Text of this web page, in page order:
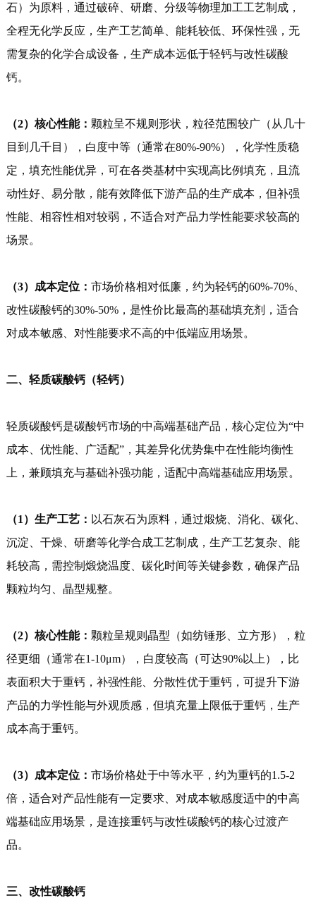
石）为原料，通过破碎、研磨、分级等物理加工工艺制成，
全程无化学反应，生产工艺简单、能耗较低、环保性强，无
需复杂的化学合成设备，生产成本远低于轻钙与改性碳酸
钙。
（2）核心性能： 颗粒呈不规则形状，粒径范围较广（从几十
目到几千目），白度中等（通常在80%-90%），化学性质稳
定，填充性能优异，可在各类基材中实现高比例填充，且流
动性好、易分散，能有效降低下游产品的生产成本，但补强
性能、相容性相对较弱，不适合对产品力学性能要求较高的
场景。
（3）成本定位： 市场价格相对低廉，约为轻钙的60%-70%、
改性碳酸钙的30%-50%，是性价比最高的基础填充剂，适合
对成本敏感、对性能要求不高的中低端应用场景。
二、轻质碳酸钙（轻钙）
轻质碳酸钙是碳酸钙市场的中高端基础产品，核心定位为“中
成本、优性能、广适配”，其差异化优势集中在性能均衡性
上，兼顾填充与基础补强功能，适配中高端基础应用场景。
（1）生产工艺： 以石灰石为原料，通过煅烧、消化、碳化、
沉淀、干燥、研磨等化学合成工艺制成，生产工艺复杂、能
耗较高，需控制煅烧温度、碳化时间等关键参数，确保产品
颗粒均匀、晶型规整。
（2）核心性能： 颗粒呈规则晶型（如纺锤形、立方形），粒
径更细（通常在1-10μm），白度较高（可达90%以上），比
表面积大于重钙，补强性能、分散性优于重钙，可提升下游
产品的力学性能与外观质感，但填充量上限低于重钙，生产
成本高于重钙。
（3）成本定位： 市场价格处于中等水平，约为重钙的1.5-2
倍，适合对产品性能有一定要求、对成本敏感度适中的中高
端基础应用场景，是连接重钙与改性碳酸钙的核心过渡产
品。
三、改性碳酸钙